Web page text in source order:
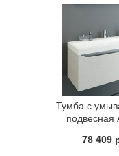
Тумба с
подвесная
78 409